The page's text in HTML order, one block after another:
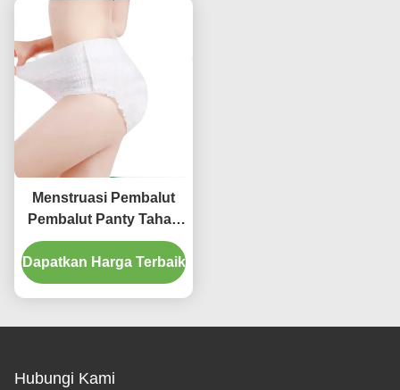
Menstruasi Pembalut
Pembalut Panty Tahan
Air Anti Bocor Kain Non
Woven
Dapatkan Harga Terbaik
Hubungi Kami